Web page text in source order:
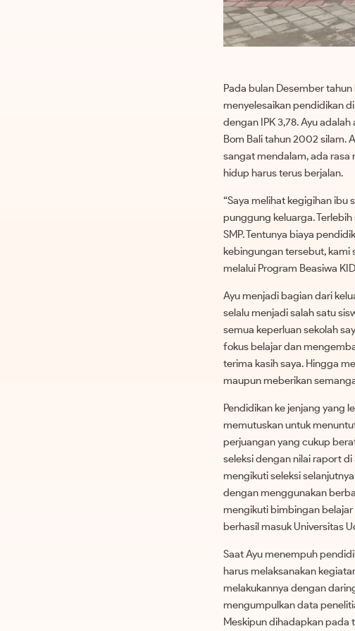
Pada bulan Desember
menyelesaikan pendidikan
dengan IPK 3,78. Ayu
Bom Bali tahun 2002 silam.
sangat mendalam, ada rasa
hidup harus terus berjalan.
“Saya melihat kegigihan ibu
punggung keluarga.
SMP. Tentunya biaya
kebingungan tersebut, kami
melalui Program Beasiwa
Ayu menjadi bagian dari
selalu menjadi salah satu
semua keperluan sekolah
fokus belajar dan
terima kasih saya. Hingga
maupun meberikan
Pendidikan ke jenjang yang
memutuskan untuk
perjuangan yang cukup
seleksi dengan nilai raport
mengikuti seleksi
dengan menggunakan
mengikuti bimbingan belajar
berhasil masuk Universitas
Saat Ayu menempuh
harus melaksanakan
melakukannya dengan
mengumpulkan data
Meskipun dihadapkan pada